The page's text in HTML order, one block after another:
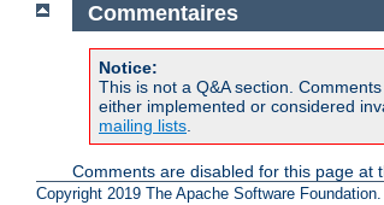
Commentaires
Notice:
This is not a Q&A section.
either implemented or considered
mailing lists
Comments are disabled for this page at
Copyright 2019 The Apache Software Foundation.